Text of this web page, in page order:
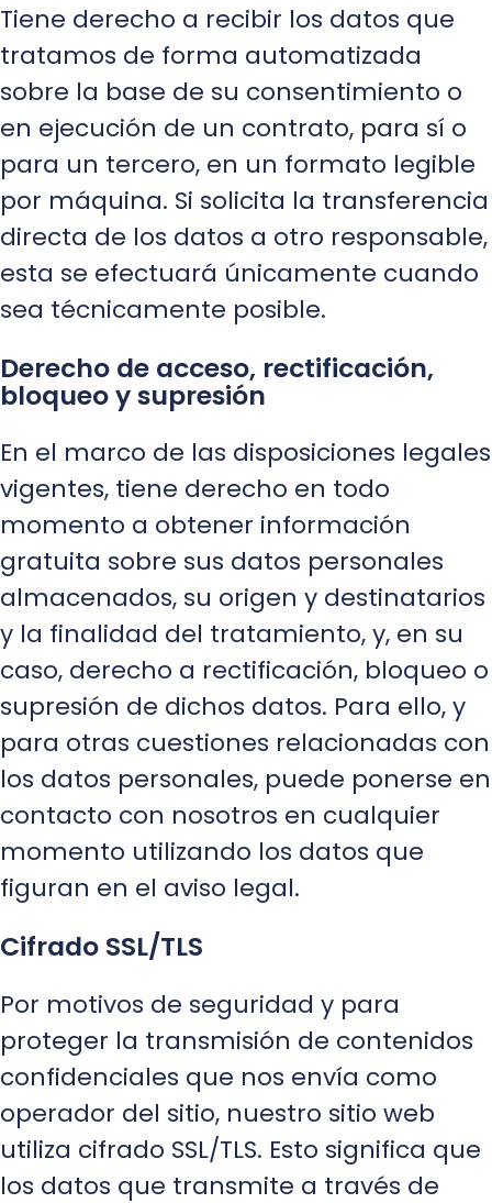
Tiene derecho a recibir los datos que
tratamos de forma automatizada
sobre la base de su consentimiento o
en ejecución de un contrato, para sí o
para un tercero, en un formato legible
por máquina. Si solicita la transferencia
directa de los datos a otro responsable,
esta se efectuará únicamente cuando
sea técnicamente posible.
Derecho de acceso, rectificación,
bloqueo y supresión
En el marco de las disposiciones legales
vigentes, tiene derecho en todo
momento a obtener información
gratuita sobre sus datos personales
almacenados, su origen y destinatarios
y la finalidad del tratamiento, y, en su
caso, derecho a rectificación, bloqueo o
supresión de dichos datos. Para ello, y
para otras cuestiones relacionadas con
los datos personales, puede ponerse en
contacto con nosotros en cualquier
momento utilizando los datos que
figuran en el aviso legal.
Cifrado SSL/TLS
Por motivos de seguridad y para
proteger la transmisión de contenidos
confidenciales que nos envía como
operador del sitio, nuestro sitio web
utiliza cifrado SSL/TLS. Esto significa que
los datos que transmite a través de